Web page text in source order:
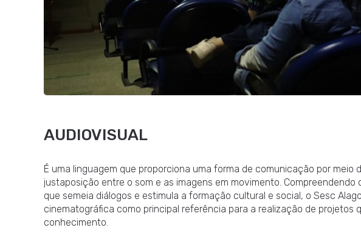
AUDIOVISUAL
É uma linguagem que proporciona uma forma de comunicação por meio
justaposição entre o som e as imagens em movimento. Compreendendo
que semeia diálogos e estimula a formação cultural e social, o Sesc
cinematográfica como principal referência para a realização de projetos
conhecimento.